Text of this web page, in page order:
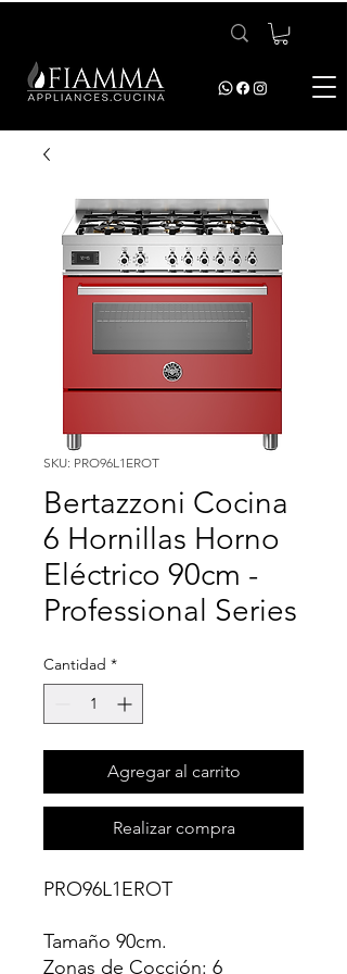
SKU: PRO96L1EROT
Bertazzoni Cocina
6 Hornillas Horno
Eléctrico 90cm -
Professional Series
Cantidad *
Agregar al carrito
Realizar compra
PRO96L1EROT
Tamaño 90cm.
Zonas de Cocción: 6